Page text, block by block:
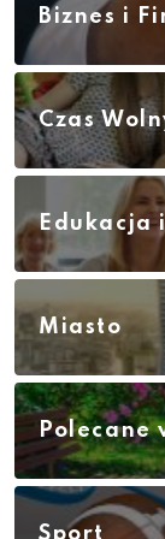
Biznes i
Czas
Edukacja
Miasto
Polecane
Sport